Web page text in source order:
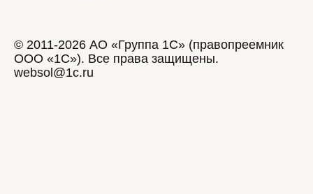
© 2011-2026 АО «Группа 1С» (правопреемник
ООО «1С»). Все права защищены.
websol@1c.ru